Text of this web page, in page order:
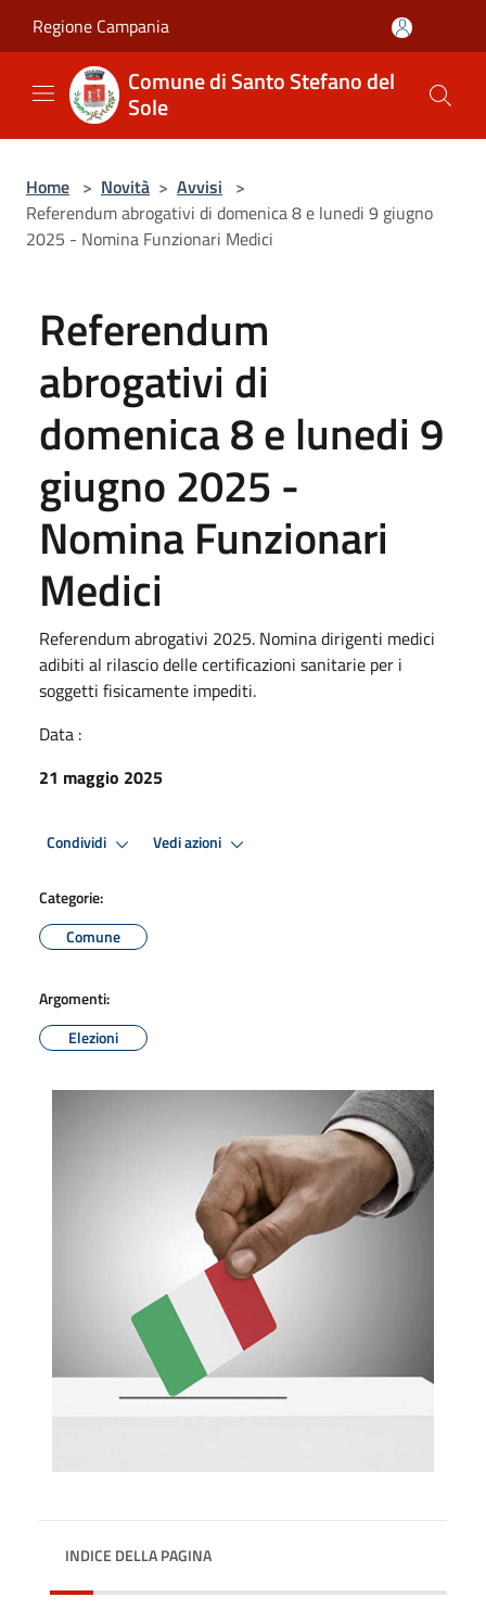
Regione Campania
Comune di Santo Stefano del
Sole
Home > Novità > Avvisi >
Referendum abrogativi di domenica 8 e lunedi 9 giugno
2025 - Nomina Funzionari Medici
Referendum
abrogativi di
domenica 8 e lunedi 9
giugno 2025 -
Nomina Funzionari
Medici
Referendum abrogativi 2025. Nomina dirigenti medici
adibiti al rilascio delle certificazioni sanitarie per i
soggetti fisicamente impediti.
Data :
21 maggio 2025
Condividi Vedi azioni
Categorie:
Comune
Argomenti:
Elezioni
INDICE DELLA PAGINA